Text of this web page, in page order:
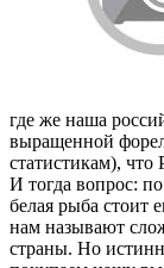
где же наша
выращенной
статистикам), что
И тогда вопрос:
белая рыба стоит
нам называют
страны. Но